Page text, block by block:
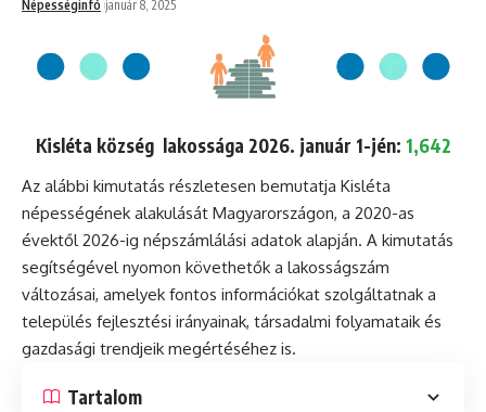
Népességinfó január 8, 2025
Kisléta község lakossága 2026. január 1-jén: 1,642
Az alábbi kimutatás részletesen bemutatja Kisléta
népességének alakulását Magyarországon, a 2020-as
évektől 2026-ig népszámlálási adatok alapján. A kimutatás
segítségével nyomon követhetők a lakosságszám
változásai, amelyek fontos információkat szolgáltatnak a
település fejlesztési irányainak, társadalmi folyamataik és
gazdasági trendjeik megértéséhez is.
Tartalom